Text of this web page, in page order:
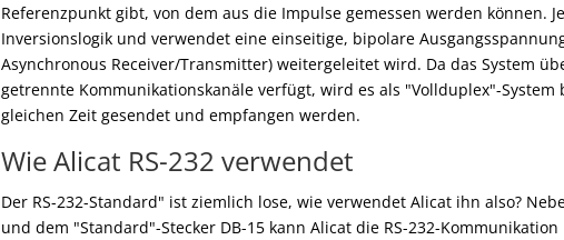
Referenzpunkt gibt, von dem aus die Impulse gemessen werden können.
Inversionslogik und verwendet eine einseitige, bipolare
Asynchronous Receiver/Transmitter) weitergeleitet wird. Da das System
getrennte Kommunikationskanäle verfügt, wird es als "Vollduplex"-System
gleichen Zeit gesendet und empfangen werden.
Wie Alicat RS-232 verwendet
Der RS-232-Standard" ist ziemlich lose, wie verwendet Alicat ihn also?
und dem "Standard"-Stecker DB-15 kann Alicat die RS-232-